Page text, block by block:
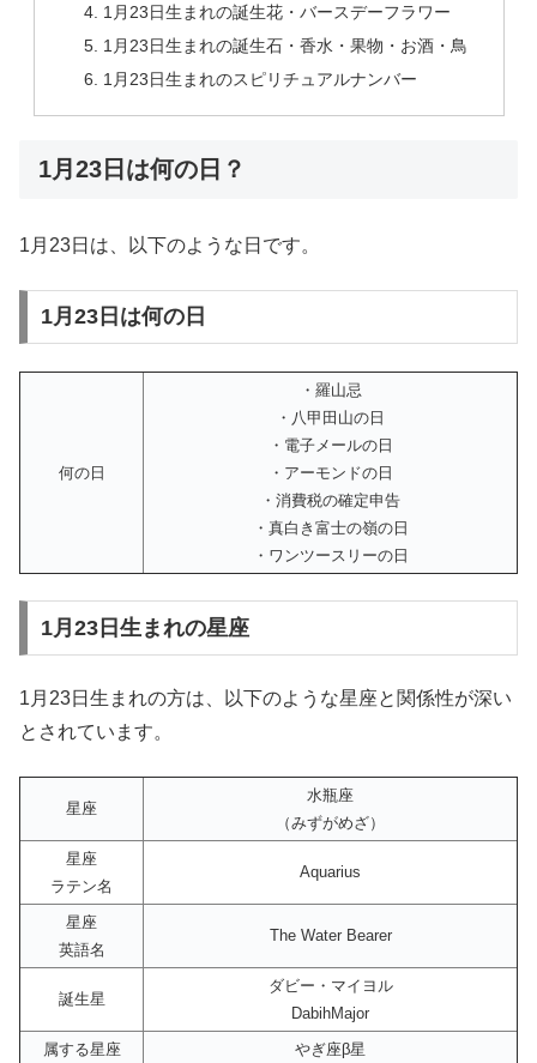
1月23日生まれの誕生花・バースデーフラワー
1月23日生まれの誕生石・香水・果物・お酒・鳥
1月23日生まれのスピリチュアルナンバー
1月23日は何の日？
1月23日は、以下のような日です。
1月23日は何の日
何の日
・羅山忌
・八甲田山の日
・電子メールの日
・アーモンドの日
・消費税の確定申告
・真白き富士の嶺の日
・ワンツースリーの日
1月23日生まれの星座
1月23日生まれの方は、以下のような星座と関係性が深い
とされています。
星座
水瓶座
（みずがめざ）
星座
ラテン名
Aquarius
星座
英語名
The Water Bearer
誕生星
ダビー・マイヨル
DabihMajor
属する星座
やぎ座β星